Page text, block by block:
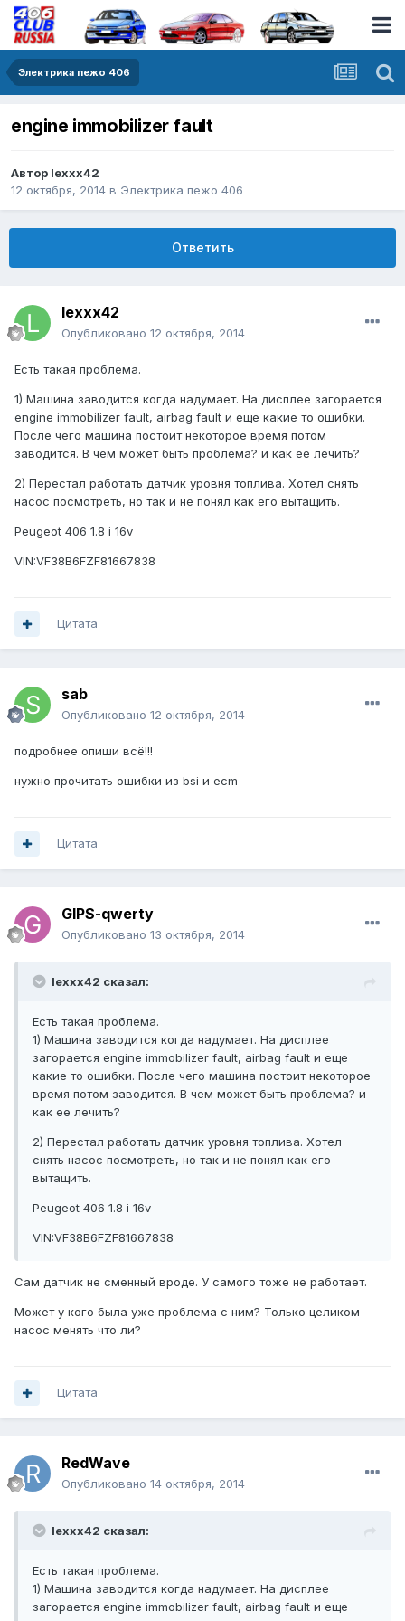
Электрика пежо 406
engine immobilizer fault
Автор lexxx42
12 октября, 2014 в Электрика пежо 406
Ответить
lexxx42
Опубликовано 12 октября, 2014
Есть такая проблема.
1) Машина заводится когда надумает. На дисплее загорается
engine immobilizer fault, airbag fault и еще какие то ошибки.
После чего машина постоит некоторое время потом
заводится. В чем может быть проблема? и как ее лечить?
2) Перестал работать датчик уровня топлива. Хотел снять
насос посмотреть, но так и не понял как его вытащить.
Peugeot 406 1.8 i 16v
VIN:VF38B6FZF81667838
Цитата
sab
Опубликовано 12 октября, 2014
подробнее опиши всё!!!
нужно прочитать ошибки из bsi и ecm
Цитата
GIPS-qwerty
Опубликовано 13 октября, 2014
lexxx42 сказал:
Есть такая проблема.
1) Машина заводится когда надумает. На дисплее
загорается engine immobilizer fault, airbag fault и еще
какие то ошибки. После чего машина постоит некоторое
время потом заводится. В чем может быть проблема? и
как ее лечить?
2) Перестал работать датчик уровня топлива. Хотел
снять насос посмотреть, но так и не понял как его
вытащить.
Peugeot 406 1.8 i 16v
VIN:VF38B6FZF81667838
Сам датчик не сменный вроде. У самого тоже не работает.
Может у кого была уже проблема с ним? Только целиком
насос менять что ли?
Цитата
RedWave
Опубликовано 14 октября, 2014
lexxx42 сказал:
Есть такая проблема.
1) Машина заводится когда надумает. На дисплее
загорается engine immobilizer fault, airbag fault и еще